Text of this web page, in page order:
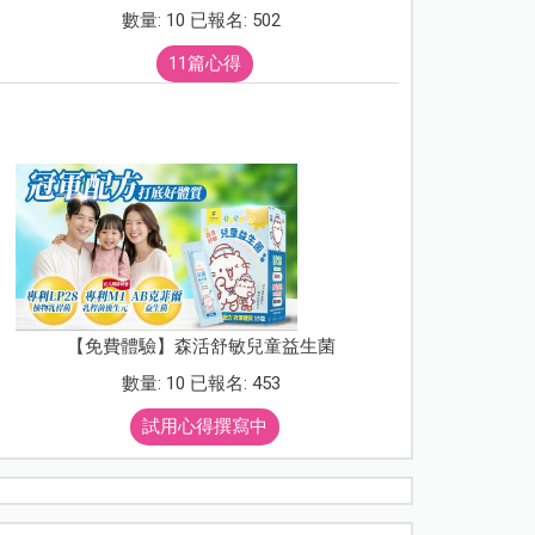
數量: 10 已報名: 502
11篇心得
【免費體驗】森活舒敏兒童益生菌
數量: 10 已報名: 453
試用心得撰寫中